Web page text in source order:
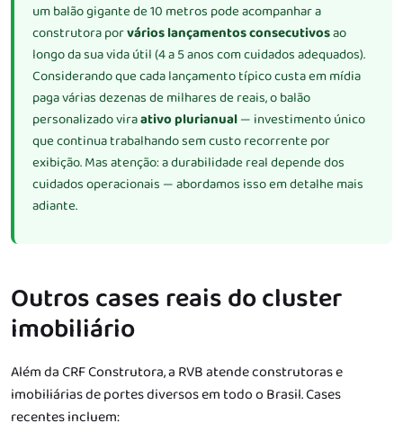
um balão gigante de 10 metros pode acompanhar a
construtora porvários lançamentos consecutivosao
longo da sua vida útil (4 a 5 anos com cuidados adequados).
Considerando que cada lançamento típico custa em mídia
paga várias dezenas de milhares de reais, o balão
personalizado viraativo plurianual— investimento único
que continua trabalhando sem custo recorrente por
exibição.Mas atenção: a durabilidade real depende dos
cuidados operacionais — abordamos isso em detalhe mais
adiante.
Outros cases reais do cluster
imobiliário
Além da CRF Construtora, a RVB atende construtoras e
imobiliárias de portes diversos em todo o Brasil. Cases
recentes incluem: